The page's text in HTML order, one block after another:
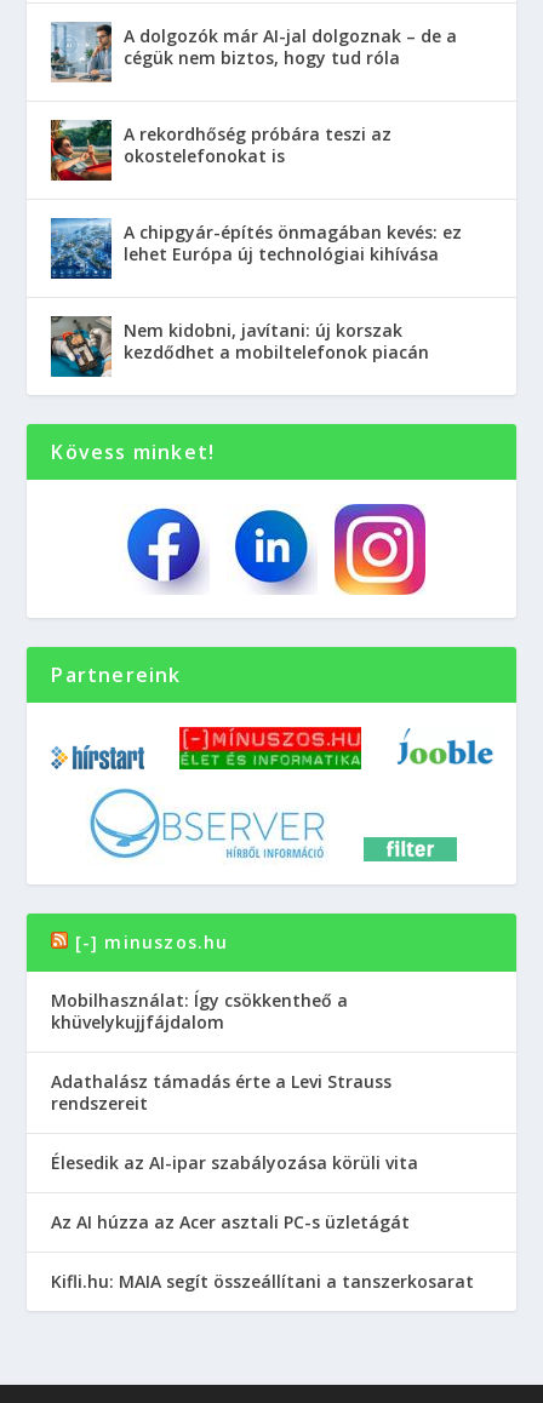
A dolgozók már AI-jal dolgoznak – de a
cégük nem biztos, hogy tud róla
A rekordhőség próbára teszi az
okostelefonokat is
A chipgyár-építés önmagában kevés: ez
lehet Európa új technológiai kihívása
Nem kidobni, javítani: új korszak
kezdődhet a mobiltelefonok piacán
Kövess minket!
Partnereink
[-] minuszos.hu
Mobilhasználat: Így csökkentheő a
khüvelykujjfájdalom
Adathalász támadás érte a Levi Strauss
rendszereit
Élesedik az AI-ipar szabályozása körüli vita
Az AI húzza az Acer asztali PC-s üzletágát
Kifli.hu: MAIA segít összeállítani a tanszerkosarat